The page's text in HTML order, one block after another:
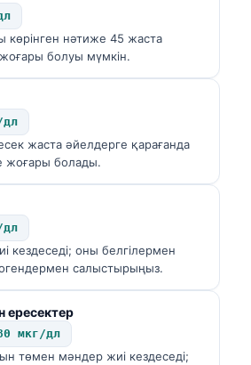
көрінген нәтиже 45 жаста
болуы мүмкін.
жаста әйелдерге қарағанда
жоғары болады.
кездеседі; оны белгілермен
салыстырыңыз.
ересектер
мкг/дл
төмен мәндер жиі кездеседі;